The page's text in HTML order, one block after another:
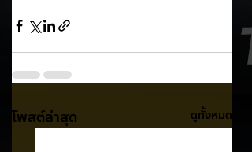
โพสต์ล่าสุด ดูทั้งหมด